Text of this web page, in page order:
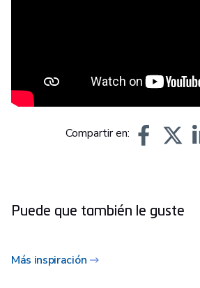
Compartir en:
Puede que también le guste
Más inspiración